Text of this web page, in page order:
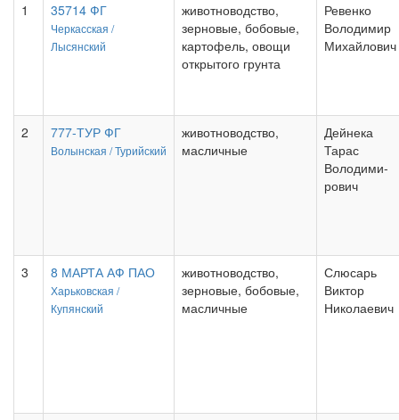
1
35714 ФГ
Черкасская /
Лысянский
животноводство,
зерновые, бобовые,
картофель, овощи
открытого грунта
Ревенко
Володимир
Михайлович
2 777-ТУР ФГ
Волынская /Турийский
животноводство,
масличные
Дейнека
Тарас
Володими-
рович
3 8 МАРТА АФ ПАО
Харьковская /
Купянский
животноводство,
зерновые, бобовые,
масличные
Слюсарь
Виктор
Николаевич